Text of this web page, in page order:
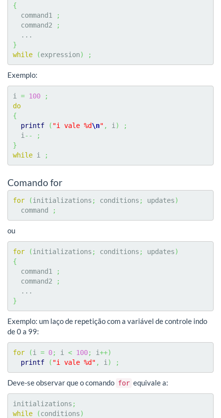
{
  command1
;
  command2
;
}
while
(expression) ;
Exemplo:
i = 100
;
do
{
printf
( "i vale %d\n" , i )
;
  i
--
;
}
while i ;
Comando for
for (initializations ; conditions ; updates)
  command
;
ou
for (initializations ; conditions ; updates)
{
  command1
;
  command2
;
}
Exemplo: um laço de repetição com a variável de controle indo
de 0 a 99:
for (i = 0; i < 100; i++)
printf
( "i vale %d" , i ) ;
Deve-se observar que o comando for equivale a:
initializations ;
while
(conditions)